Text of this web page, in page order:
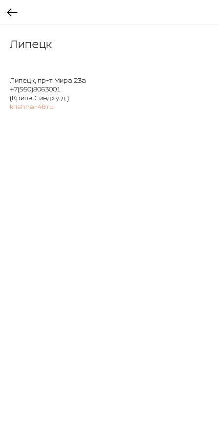
Липецк
Липецк, пр-т Мира 23а
+7(950)8063001
(Крипа Синдху д.)
krishna-48.ru